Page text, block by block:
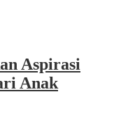
Aspirasi
Anak